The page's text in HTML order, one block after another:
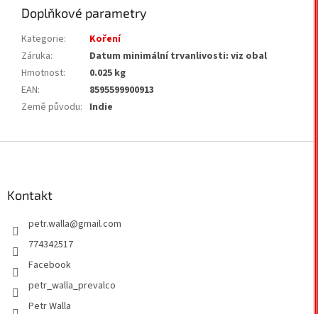
Doplňkové parametry
Kategorie:
Koření
Záruka:
Datum minimální trvanlivosti: viz obal
Hmotnost:
0.025 kg
EAN:
8595599900913
Země původu: Indie
Kontakt
petr.walla@gmail.com
774342517
Facebook
petr_walla_prevalco
Petr Walla